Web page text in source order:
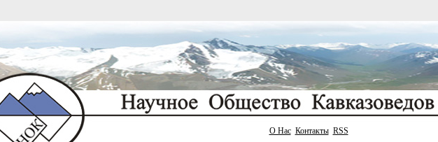
О Нас Контакты RSS